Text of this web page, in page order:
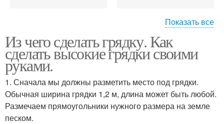
Грядка на даче
Показать все
Из чего сделать грядку. Как
сделать высокие грядки своими
руками.
1. Сначала мы должны разметить место под грядки.
Обычная ширина грядки 1,2 м, длина может быть любой.
Размечаем прямоугольники нужного размера на земле
песком.